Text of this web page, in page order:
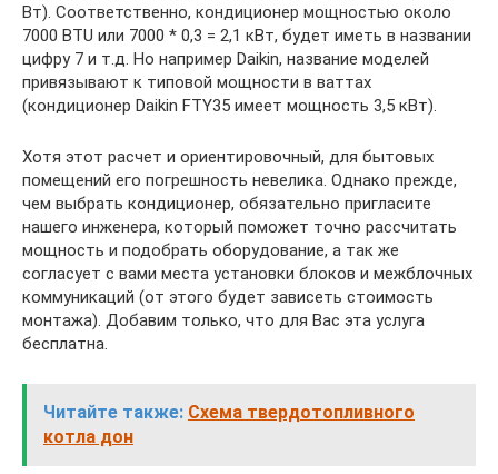
Вт). Соответственно, кондиционер мощностью около
7000 BTU или 7000 * 0,3 = 2,1 кВт, будет иметь в названии
цифру 7 и т.д. Но например Daikin, название моделей
привязывают к типовой мощности в ваттах
(кондиционер Daikin FTY35 имеет мощность 3,5 кВт).
Хотя этот расчет и ориентировочный, для бытовых
помещений его погрешность невелика. Однако прежде,
чем выбрать кондиционер, обязательно пригласите
нашего инженера, который поможет точно рассчитать
мощность и подобрать оборудование, а так же
согласует с вами места установки блоков и межблочных
коммуникаций (от этого будет зависеть стоимость
монтажа). Добавим только, что для Вас эта услуга
бесплатна.
Читайте также: Схема твердотопливного
котла дон